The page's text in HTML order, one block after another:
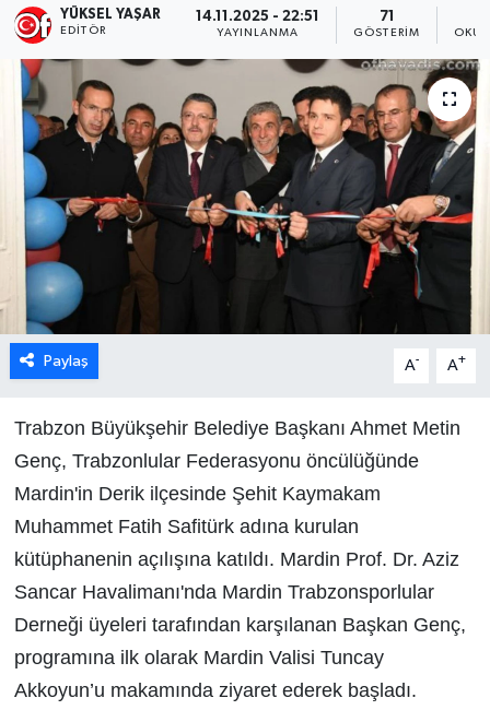
YÜKSEL YAŞAR
EDITÖR
14.11.2025 - 22:51
YAYINLANMA
71
GÖSTERIM
Paylaş A- A+
Trabzon Büyükşehir Belediye Başkanı Ahmet Metin
Genç, Trabzonlular Federasyonu öncülüğünde
Mardin'in Derik ilçesinde Şehit Kaymakam
Muhammet Fatih Safitürk adına kurulan
kütüphanenin açılışına katıldı. Mardin Prof. Dr. Aziz
Sancar Havalimanı'nda Mardin Trabzonsporlular
Derneği üyeleri tarafından karşılanan Başkan Genç,
programına ilk olarak Mardin Valisi Tuncay
Akkoyun’u makamında ziyaret ederek başladı.
Haber Arşivi